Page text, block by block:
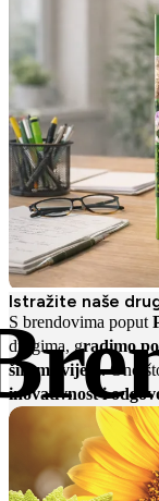
Istražite naše
S brendovima poput
drugima, gradimo
širom svijeta. Ono
inovativnost i